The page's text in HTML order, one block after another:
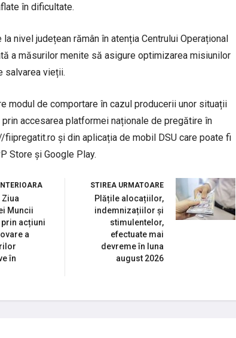
în dificultate.
nivel județean rămân în atenția Centrului Operațional
a măsurilor menite să asigure optimizarea misiunilor
salvarea vieții.
modul de comportare în cazul producerii unor situații
accesarea platformei naționale de pregătire în
și din aplicația de mobil DSU care poate fi
Store și Google Play.
Ziua
Muncii
acțiuni
a
în
STIREA URMATOARE
Plățile alocațiilor,
indemnizațiilor și
stimulentelor,
efectuate mai
devreme în luna
august 2026